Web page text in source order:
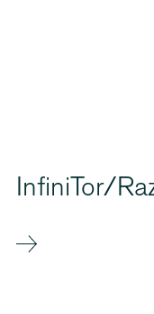
InfiniTor/